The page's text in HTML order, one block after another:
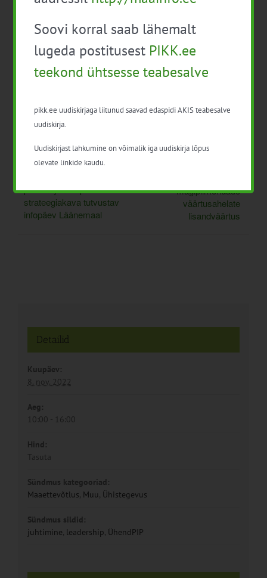
Lisa kalendrisse
MAAELUMINISTEERIUM:
põllumajanduspoliitika
strateegiakava tutvustav
infopäev Läänemaal
mägipiirkondade
väärtusahelate
lisandväärtus
Detailid
Kuupäev:
8. nov. 2022
Aeg:
10:00 - 16:00
Hind:
Tasuta
Sündmus kategooriad:
Maaettevõtlus, Muu, Ühistegevus
Sündmus sildid:
juhtimine, leadership, ÜhendPIP
Soovi korral saab lähemalt
lugeda postitusest PIKK.ee
teekond ühtsesse teabesalve
pikk.ee uudiskirjaga liitunud saavad edaspidi AKIS teabesalve
uudiskirja.
Uudiskirjast lahkumine on võimalik iga uudiskirja lõpus
olevate linkide kaudu.